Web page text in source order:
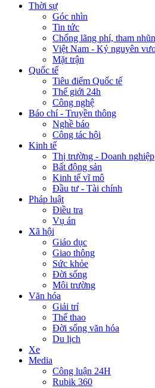
Thời sự
Góc nhìn
Tin tức
Chống lãng phí, tham
Việt Nam - Kỷ nguyên
Mặt trận
Quốc tế
Tiêu điểm Quốc tế
Thế giới 24h
Công nghệ
Báo chí - Truyền thông
Nghề báo
Công tác hội
Kinh tế
Thị trường - Doanh nghiệp
Bất động sản
Kinh tế vĩ mô
Đầu tư - Tài chính
Pháp luật
Điều tra
Vụ án
Xã hội
Giáo dục
Giao thông
Sức khỏe
Đời sống
Môi trường
Văn hóa
Giải trí
Thể thao
Đời sống văn hóa
Du lịch
Xe
Media
Công luận 24H
Rubik 360